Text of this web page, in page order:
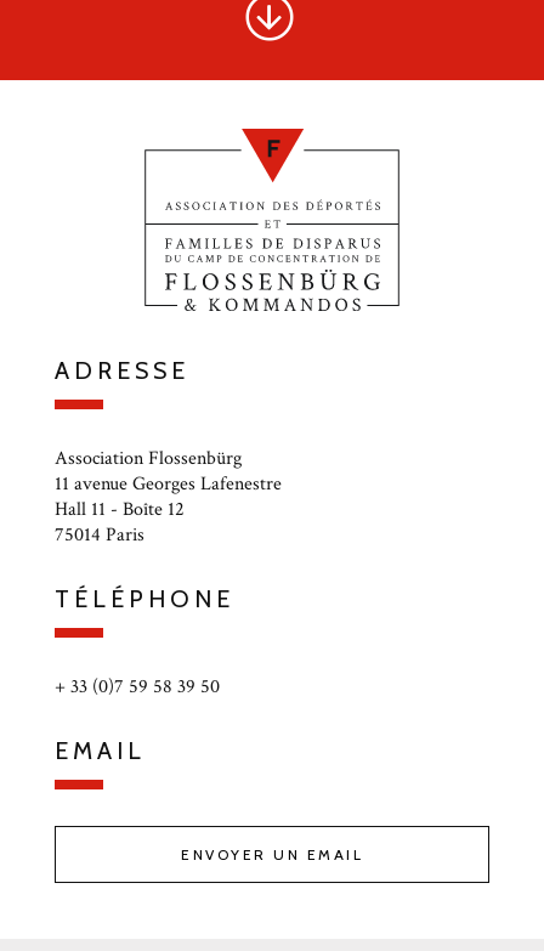
ADRESSE
Association Flossenbürg
11 avenue Georges Lafenestre
Hall 11 - Boîte 12
75014 Paris
TÉLÉPHONE
+ 33 (0)7 59 58 39 50
EMAIL
ENVOYER UN EMAIL